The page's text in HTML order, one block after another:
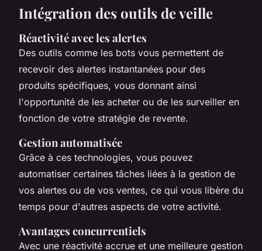
Intégration des outils de veille
Réactivité avec les alertes
Des outils comme les bots vous permettent de
recevoir des alertes instantanées pour des
produits spécifiques, vous donnant ainsi
l'opportunité de les acheter ou de les surveiller en
fonction de votre stratégie de revente.
Gestion automatisée
Grâce à ces technologies, vous pouvez
automatiser certaines tâches liées à la gestion de
vos alertes ou de vos ventes, ce qui vous libère du
temps pour d'autres aspects de votre activité.
Avantages concurrentiels
Avec une réactivité accrue et une meilleure gestion